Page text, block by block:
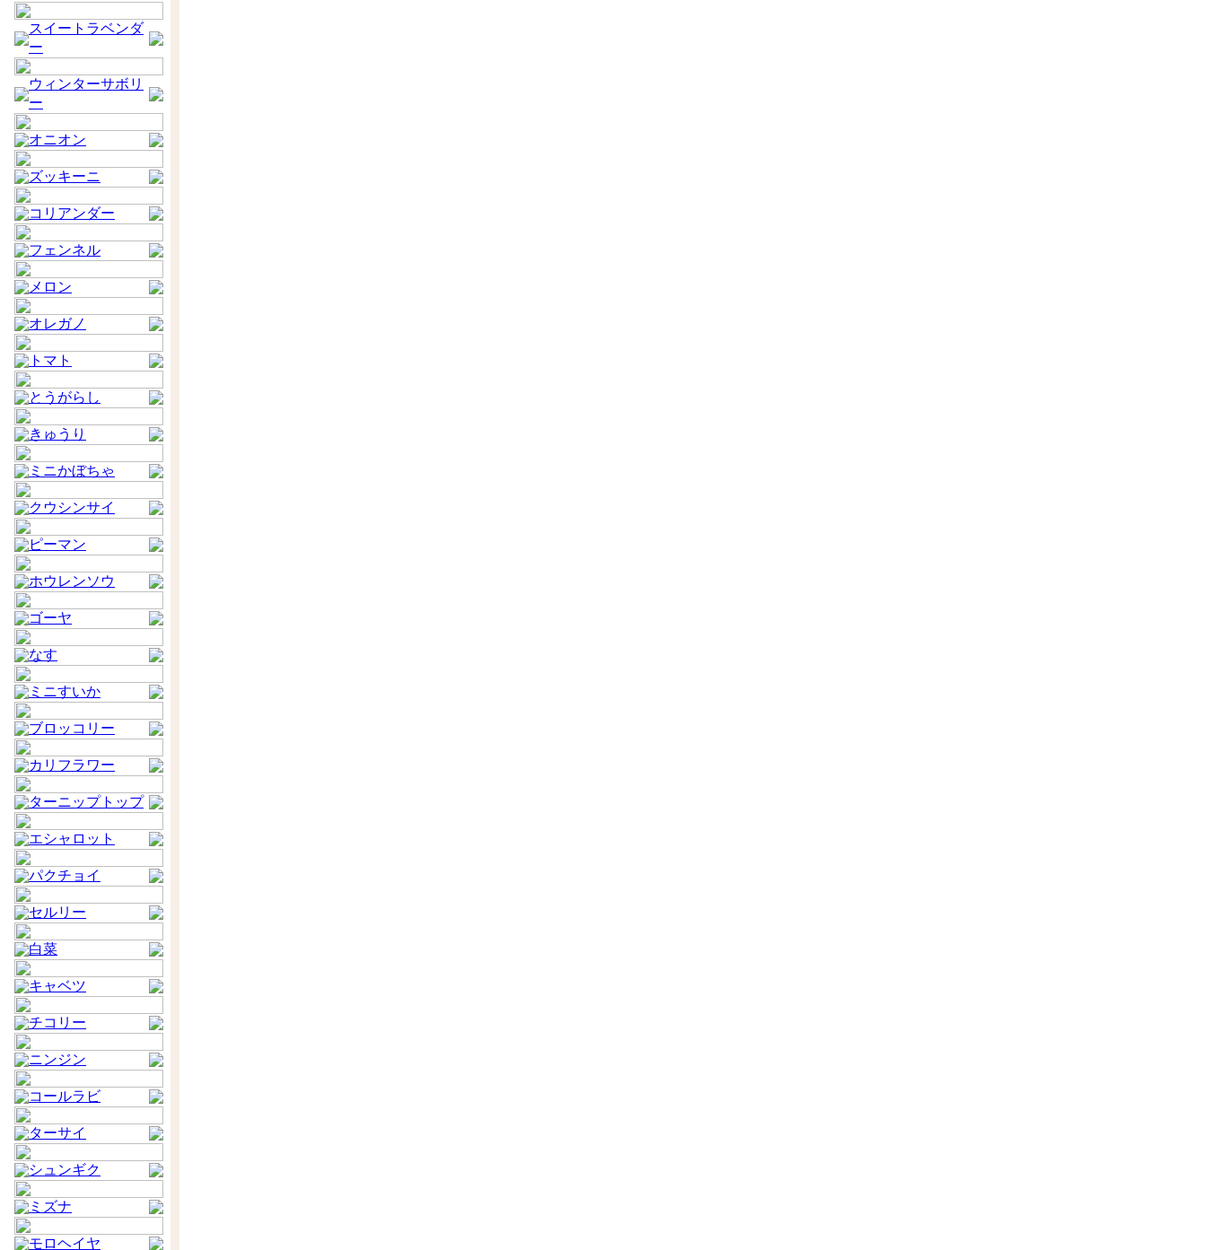
スイートラベンダ
ー
ウィンターサボリ
ー
オニオン
ズッキーニ
コリアンダー
フェンネル
メロン
オレガノ
トマト
とうがらし
きゅうり
ミニかぼちゃ
クウシンサイ
ピーマン
ホウレンソウ
ゴーヤ
なす
ミニすいか
ブロッコリー
カリフラワー
ターニップトップ
エシャロット
パクチョイ
セルリー
白菜
キャベツ
チコリー
ニンジン
コールラビ
ターサイ
シュンギク
ミズナ
モロヘイヤ